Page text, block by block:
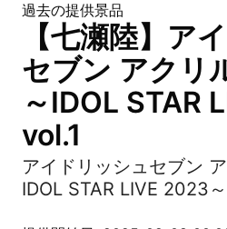
過去の提供景品
【七瀬陸】ア
セブン アクリ
～IDOL STAR
vol.1
アイドリッシュセブン
IDOL STAR LIVE 2023～